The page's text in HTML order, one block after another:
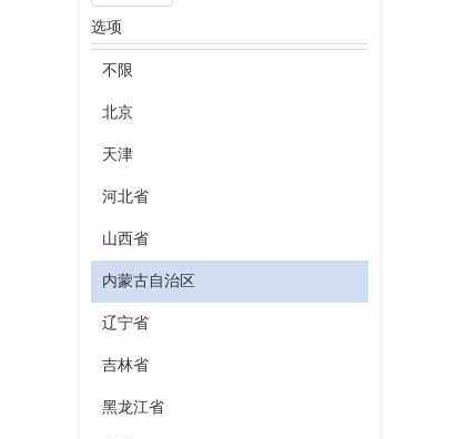
选项
不限
北京
天津
河北省
山西省
内蒙古自治区
辽宁省
吉林省
黑龙江省